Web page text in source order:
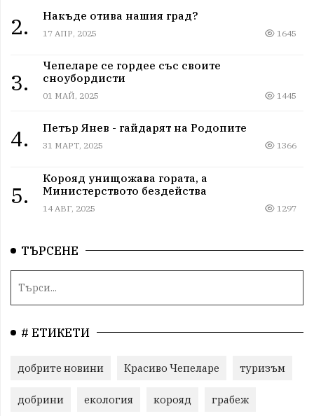
2. Накъде отива нашия град?
17 АПР, 2025 1645
3.
Чепеларе се гордее със своите
сноубордисти
01 МАЙ, 2025 1445
4. Петър Янев - гайдарят на Родопите
31 МАРТ, 2025 1366
5.
Корояд унищожава гората, а
Министерството бездейства
14 АВГ, 2025 1297
ТЪРСЕНЕ
# ЕТИКЕТИ
добрите новини Красиво Чепеларе туризъм
добрини екология корояд грабеж